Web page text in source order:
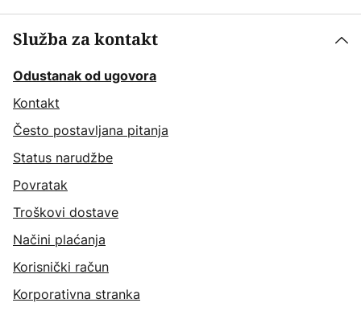
Služba za kontakt
Odustanak od ugovora
Kontakt
Često postavljana pitanja
Status narudžbe
Povratak
Troškovi dostave
Načini plaćanja
Korisnički račun
Korporativna stranka